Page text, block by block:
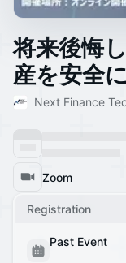
将来後悔
産を安全
Next Finance
Zoom
Registration
Past Event